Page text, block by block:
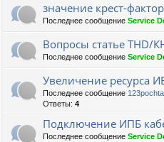
значение крест-
Последнее сообщение Service
Вопросы статье THD/
Последнее сообщение Service
Увеличение ресурса
Последнее сообщение
Ответы: 4
Подключение ИПБ
Последнее сообщение Service